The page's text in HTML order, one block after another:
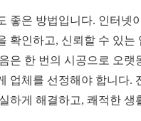
좋은 방법입니다. 인터넷
확인하고, 신뢰할 수 있는
은 한 번의 시공으로 오랫
업체를 선정해야 합니다.
하게 해결하고, 쾌적한 생